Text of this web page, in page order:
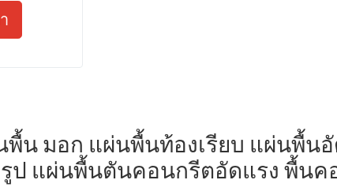
พื้น มอก แผ่นพื้นท้องเรียบ แผ่นพื้
ป แผ่นพื้นตันคอนกรีตอัดแรง พื้นค